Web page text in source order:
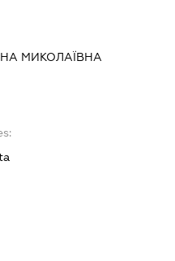
МИКОЛАЇВНА